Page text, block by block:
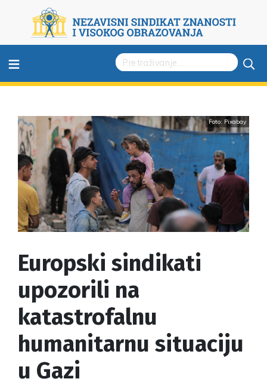
≡
Foto: Pixabay
Europski sindikati
upozorili na
katastrofalnu
humanitarnu situaciju
u Gazi